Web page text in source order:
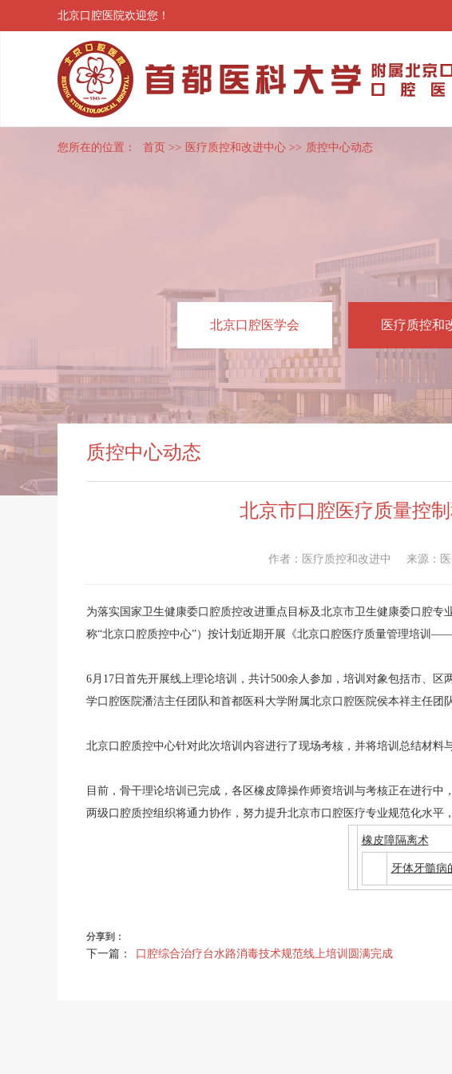
北京口腔医院欢迎您！
您所在的位置： 首页 >> 医疗质控和改进中心 >> 质控中心动态
北京口腔医学会 医疗质控和
质控中心动态
北京市口腔医疗质量控
作者：医疗质控和改进中 来源：
为落实国家卫生健康委口腔质控改进重点目标及北京市卫生健康委口腔
称“北京口腔质控中心”）按计划近期开展《北京口腔医疗质量管理培训——
6月17日首先开展线上理论培训，共计500余人参加，培训对象包括市、
学口腔医院潘洁主任团队和首都医科大学附属北京口腔医院侯本祥主任团
北京口腔质控中心针对此次培训内容进行了现场考核，并将培训总结材料
目前，骨干理论培训已完成，各区橡皮障操作师资培训与考核正在进行
两级口腔质控组织将通力协作，努力提升北京市口腔医疗专业规范化水平
橡皮障隔离术
牙体牙髓病
分享到：
下一篇： 口腔综合治疗台水路消毒技术规范线上培训圆满完成